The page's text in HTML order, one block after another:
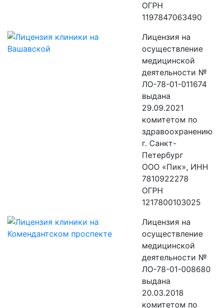
ОГРН
1197847063490
Лицензия на
осуществление
медицинской
деятельности №
ЛО-78-01-011674
выдана
29.09.2021
комитетом по
здравоохранению
г. Санкт-
Петербург
ООО «Пик», ИНН
7810922278
ОГРН
1217800103025
Лицензия на
осуществление
медицинской
деятельности №
ЛО-78-01-008680
выдана
20.03.2018
комитетом по